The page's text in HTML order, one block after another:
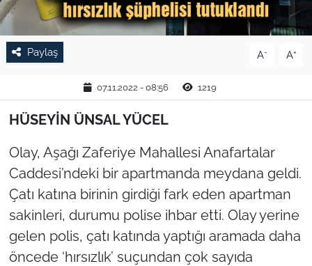
Paylaş A- A+
07.11.2022 - 08:56 1219
HÜSEYİN ÜNSAL YÜCEL
Olay, Aşağı Zaferiye Mahallesi Anafartalar
Caddesi’ndeki bir apartmanda meydana geldi.
Çatı katına birinin girdiği fark eden apartman
sakinleri, durumu polise ihbar etti. Olay yerine
gelen polis, çatı katında yaptığı aramada daha
öncede ‘hırsızlık’ suçundan çok sayıda
RESMİ İLAN
SPOR
EDİRNE
TEKİRDAĞ
KIRKLARELİ
ÇANAKKALE
TÜRKİYE